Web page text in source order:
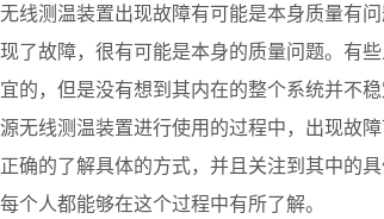
线测温装置出现故障有可能是本身质量有
了故障，很有可能是本身的质量问题。有
的，但是没有想到其内在的整个系统并不稳
无线测温装置进行使用的过程中，出现故
确的了解具体的方式，并且关注到其中的
个人都能够在这个过程中有所了解。